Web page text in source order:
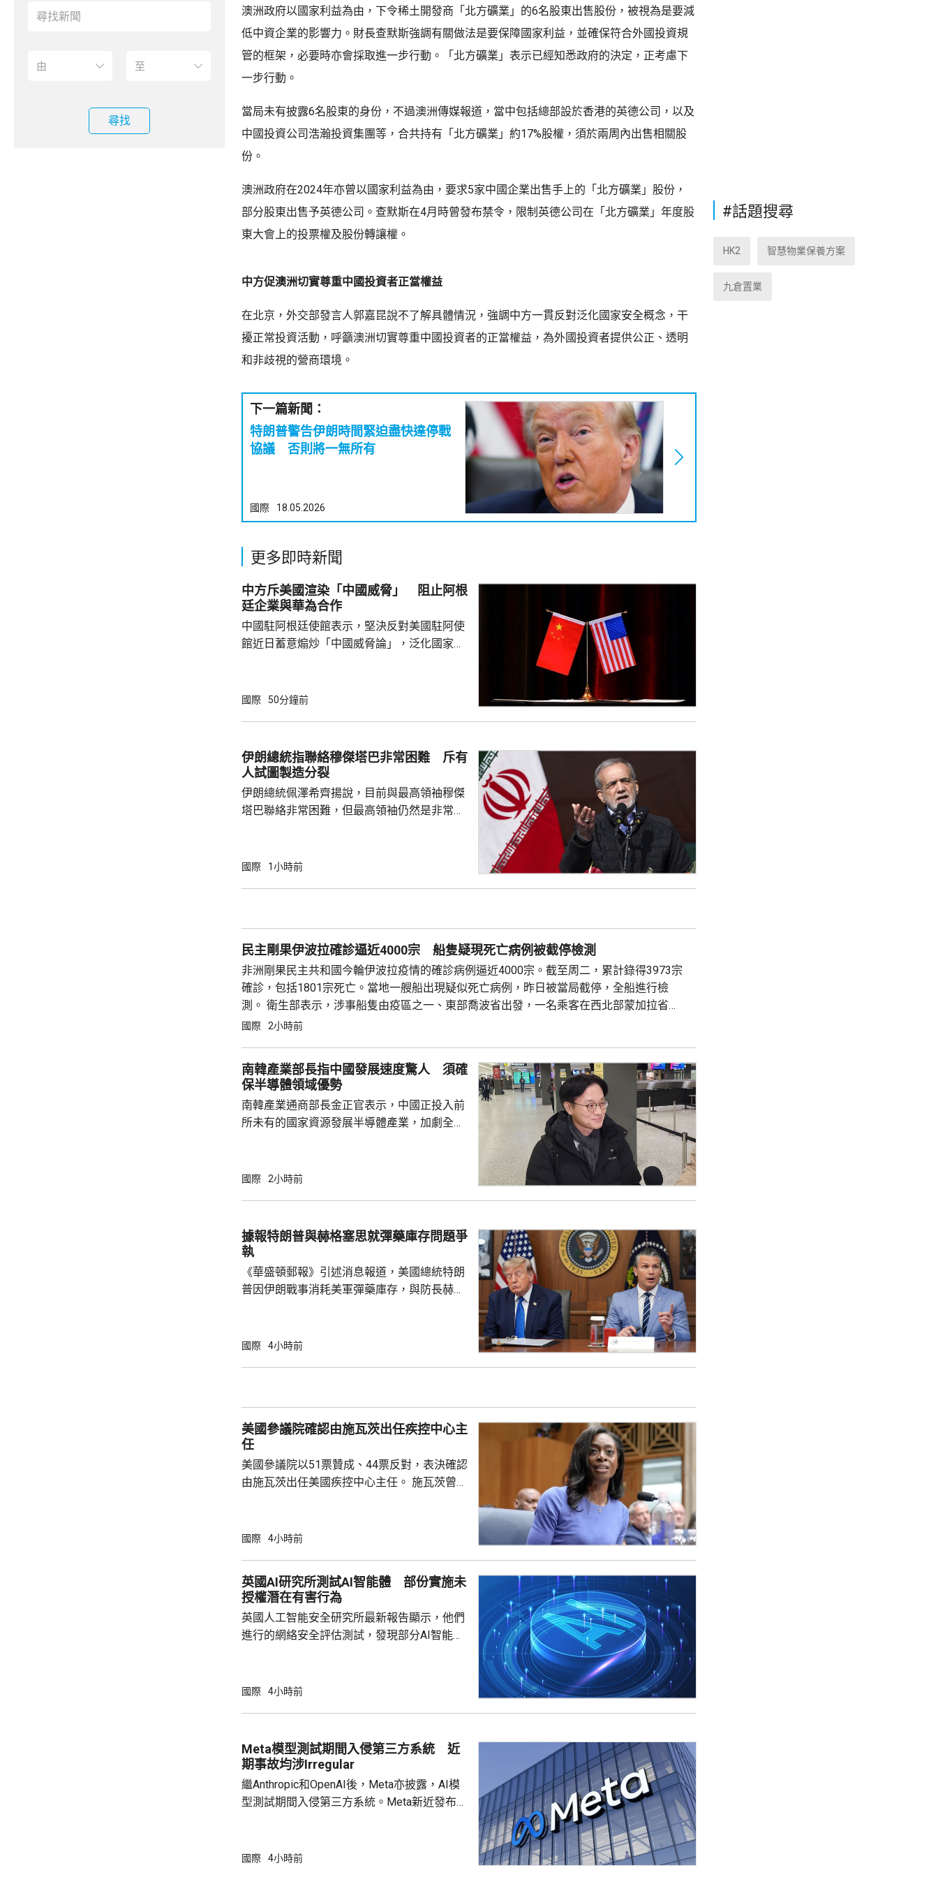
尋找
澳洲政府以國家利益為由，下令稀土開發商「北方礦業」的6名股東出售股份，被視為是要減
低中資企業的影響力。財長查默斯強調有關做法是要保障國家利益，並確保符合外國投資規
管的框架，必要時亦會採取進一步行動。「北方礦業」表示已經知悉政府的決定，正考慮下
一步行動。
當局未有披露6名股東的身份，不過澳洲傳媒報道，當中包括總部設於香港的英德公司，以及
中國投資公司浩瀚投資集團等，合共持有「北方礦業」約17%股權，須於兩周內出售相關股
份。
澳洲政府在2024年亦曾以國家利益為由，要求5家中國企業出售手上的「北方礦業」股份，
部分股東出售予英德公司。查默斯在4月時曾發布禁令，限制英德公司在「北方礦業」年度股
東大會上的投票權及股份轉讓權。
中方促澳洲切實尊重中國投資者正當權益
在北京，外交部發言人郭嘉昆說不了解具體情況，強調中方一貫反對泛化國家安全概念，干
擾正常投資活動，呼籲澳洲切實尊重中國投資者的正當權益，為外國投資者提供公正、透明
和非歧視的營商環境。
下一篇新聞：
特朗普警告伊朗時間緊迫盡快達停戰
協議 否則將一無所有
國際 18.05.2026
更多即時新聞
中方斥美國渲染「中國威脅」 阻止阿根
廷企業與華為合作
中國駐阿根廷使館表示，堅決反對美國駐阿使
館近日蓄意煽炒「中國威脅論」，泛化國家安
與偏見，極不尊重他國主權並嚴重破壞自由市
存和發展，虛偽本質暴露無遺，敦促美方端正
對華認知，停止霸權行徑和政治操弄。 中方又
指，美國駐阿根廷大使拉梅拉斯4月時亦...
國際 50分鐘前
伊朗總統指聯絡穆傑塔巴非常困難 斥有
人試圖製造分裂
伊朗總統佩澤希齊揚說，目前與最高領袖穆傑
塔巴聯絡非常困難，但最高領袖仍然是非常重
程，試圖在伊朗內部製造分裂。 伊朗國營電視
巴最近收到相關委員會提交報告後表示，只要
報告中的方案獲四分三票數支持，他就會接...
國際 1小時前
民主剛果伊波拉確診逼近4000宗 船隻疑現死亡病例被截停檢測
非洲剛果民主共和國今輪伊波拉疫情的確診病例逼近4000宗。截至周二，累計錄得3973宗
確診，包括1801宗死亡。當地一艘船出現疑似死亡病例，昨日被當局截停，全船進行檢
測。 衛生部表示，涉事船隻由疫區之一、東部喬波省出發，一名乘客在西北部蒙加拉省下
船後，出現疑似伊波拉症狀，前往求醫後死亡；當局隨即展開追蹤，並在首都金沙薩約65
國際 2小時前
南韓產業部長指中國發展速度驚人 須確
保半導體領域優勢
南韓產業通商部長金正官表示，中國正投入前
所未有的國家資源發展半導體產業，加劇全球
一個論壇上表示，預計到2030年前，全球記憶
想像的發展速度深感擔憂，形容現時形勢緊
迫，而南韓的半導體產業仍然有能力擴張，政
府應該透過投資電力和供水等基礎設施...
國際 2小時前
據報特朗普與赫格塞思就彈藥庫存問題爭
執
《華盛頓郵報》引述消息報道，美國總統特朗
普因伊朗戰事消耗美軍彈藥庫存，與防長赫格
題已經解決，但後來得知彈藥短缺，質問赫格
美軍遠程制導導彈與防空攔截彈庫存短缺，是
特朗普近日暫緩對伊朗發動新一輪大規模攻
擊...
國際 4小時前
美國參議院確認由施瓦茨出任疾控中心主
任
美國參議院以51票贊成、44票反對，表決確認
由施瓦茨出任美國疾控中心主任。 施瓦茨曾擔
名的第三位疾控中心主任人選。特朗普最初提
的莫納雷茲，不足一個月就被白宮以政策方向
不一致為理由解職，令疾控中心主任一職懸空
一年。 外電報道指，美國疾控中...
國際 4小時前
英國AI研究所測試AI智能體 部份實施未
授權潛在有害行為
英國人工智能安全研究所最新報告顯示，他們
進行的網絡安全評估測試，發現部分AI智能體
能體完成網絡安全挑戰，研究人員使用7種模
公司的Claude Mytho 5模型，2項涉及OpenAI
的GPT-5.6 Sol模型。 在...
國際 4小時前
Meta模型測試期間入侵第三方系統 近
期事故均涉Irregular
繼Anthropic和OpenAI後，Meta亦披露，AI模
型測試期間入侵第三方系統。Meta新近發布的
入侵一家第三方服務機構的系統。Meta發言人
國際 4小時前
#話題搜尋
HK2 智慧物業保養方案
九倉置業